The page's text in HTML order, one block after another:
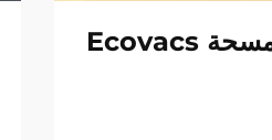
دليل استبدال ممسحة Ecovacs